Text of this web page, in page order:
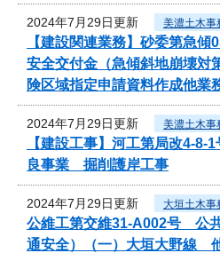
2024年7月29日更新 美濃土木事
【建設関連業務】砂委第急
安全交付金（急傾斜地崩壊対
険区域指定申請資料作成他業
2024年7月29日更新 美濃土木事
【建設工事】河工第局改4-
良事業 掘削護岸工事
2024年7月29日更新 大垣土木事
公維工第交維31-A002号 公
通安全）（一）大垣大野線